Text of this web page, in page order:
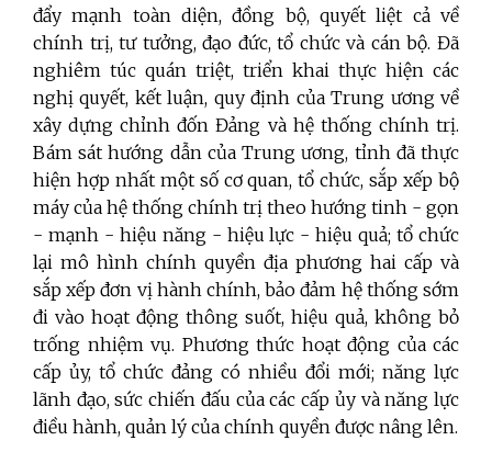
đẩy mạnh toàn diện, đồng bộ, quyết liệt cả về
chính trị, tư tưởng, đạo đức, tổ chức và cán bộ. Đã
nghiêm túc quán triệt, triển khai thực hiện các
nghị quyết, kết luận, quy định của Trung ương về
xây dựng chỉnh đốn Đảng và hệ thống chính trị.
Bám sát hướng dẫn của Trung ương, tỉnh đã thực
hiện hợp nhất một số cơ quan, tổ chức, sắp xếp bộ
máy của hệ thống chính trị theo hướng tinh - gọn
- mạnh - hiệu năng - hiệu lực - hiệu quả; tổ chức
lại mô hình chính quyền địa phương hai cấp và
sắp xếp đơn vị hành chính, bảo đảm hệ thống sớm
đi vào hoạt động thông suốt, hiệu quả, không bỏ
trống nhiệm vụ. Phương thức hoạt động của các
cấp ủy, tổ chức đảng có nhiều đổi mới; năng lực
lãnh đạo, sức chiến đấu của các cấp ủy và năng lực
điều hành, quản lý của chính quyền được nâng lên.